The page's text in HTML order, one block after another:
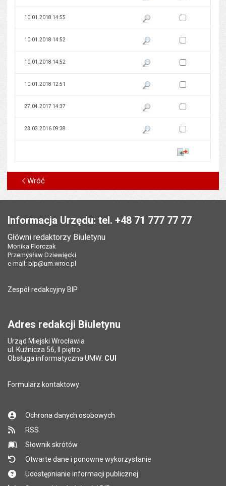
10.01.2018 14:55 Pokaż podgląd wersji z dnia
Zaznacz wersję do
10.01.2018 14:52 Pokaż podgląd wersji z dnia
Zaznacz wersję do
10.01.2018 14:52 Pokaż podgląd wersji z dnia
Zaznacz wersję do
10.01.2018 12:51 Pokaż podgląd wersji z dnia
Zaznacz wersję do
27.04.2017 14:37 Pokaż podgląd wersji z dnia
Zaznacz wersję do
23.03.2016 09:38 Pokaż podgląd wersji z dnia
Zaznacz wersję do
Porównaj
Wróć
Informacja Urzędu: tel. +48 71 777 77 77
Główni redaktorzy Biuletynu
Monika Florczak
Przemysław Dziewięcki
e-mail: bip@um.wroc.pl
Zespół redakcyjny BIP
Adres redakcji Biuletynu
Urząd Miejski Wrocławia
ul. Kuźnicza 56, II piętro
Obsługa informatyczna UMW: CUI
Formularz kontaktowy
Ochrona danych osobowych
RSS
Słownik skrótów
Otwarte dane i ponowne wykorzystanie
Udostępnianie informacji publicznej